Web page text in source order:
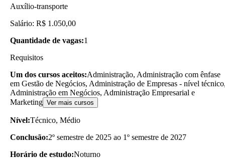
Auxílio-transporte
Salário: R$ 1.050,00
Quantidade de vagas:1
Requisitos
Um dos cursos aceitos:Administração, Administração com ênfase
em Gestão de Negócios, Administração de Empresas - nível
Administração em Negócios, Administração Empresarial e
Marketing Ver mais cursos
Nível:Técnico, Médio
Conclusão:2º semestre de 2025 ao 1º semestre de 2027
Horário de estudo:Noturno